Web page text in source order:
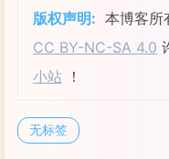
版权声明: 本博客所
CC BY-NC-SA 4.0
小站 ！
无标签